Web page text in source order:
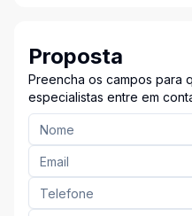
Proposta
Preencha os campos para
especialistas entre em